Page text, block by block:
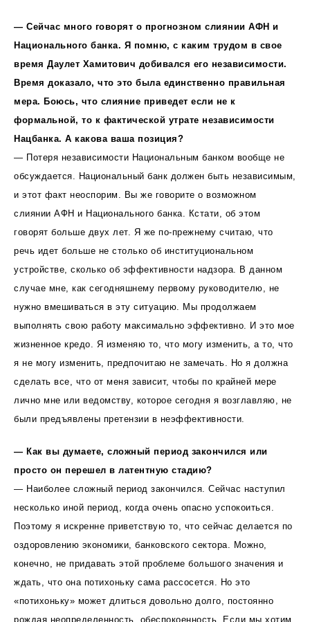
— Сейчас много говорят о прогнозном слиянии AФН и
Национального банка. Я помню, с каким трудом в свое
время Даулет Хамитович добивался его независимости.
Время доказало, что это была единственно правильная
мера. Боюсь, что слияние приведет если не к
формальной, то к фактической утрате независимости
Нацбанка. А какова ваша позиция?
— Потеря независимости Национальным банком вообще не
обсуждается. Национальный банк должен быть независимым,
и этот факт неоспорим. Вы же говорите о возможном
слиянии AФН и Национального банка. Кстати, об этом
говорят больше двух лет. Я же по-прежнему считаю, что
речь идет больше не столько об инcтитуциональном
устройстве, сколько об эффективности надзора. В данном
случае мне, как сегодняшнему первому руководителю, не
нужно вмешиваться в эту ситуацию. Мы продолжаем
выполнять свою работу максимально эффективно. И это мое
жизненное кредо. Я изменяю то, что могу изменить, а то, что
я не могу изменить, предпочитаю не замечать. Но я должна
сделать все, что от меня зависит, чтобы по крайней мере
лично мне или ведомству, которое сегодня я возглавляю, не
были предъявлены претензии в неэффективности.
— Как вы думаете, сложный период закончился или
просто он перешел в латентную стадию?
— Наиболее сложный период закончился. Сейчас наступил
несколько иной период, когда очень опасно успокоиться.
Поэтому я искренне приветствую то, что сейчас делается по
оздоровлению экономики, банковского сектора. Можно,
конечно, не придавать этой проблеме большого значения и
ждать, что она потихоньку сама рассосется. Но это
«потихоньку» может длиться довольно долго, постоянно
рождая неопределенность, обеспокоенность. Если мы хотим